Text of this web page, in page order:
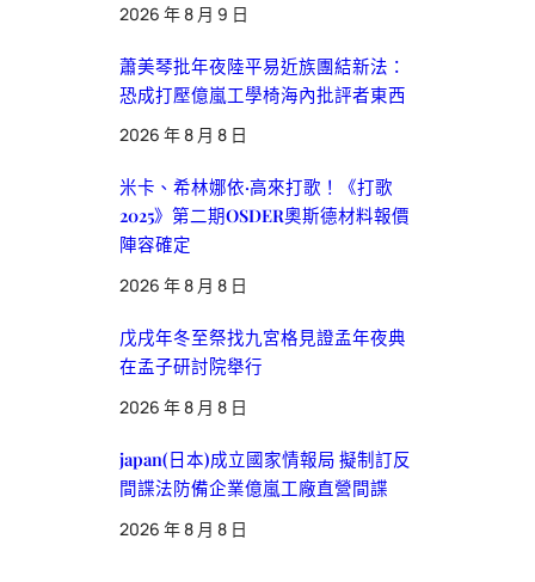
2026 年 8 月 9 日
蕭美琴批年夜陸平易近族團結新法：
恐成打壓億嵐工學椅海內批評者東西
2026 年 8 月 8 日
米卡、希林娜依·高來打歌！《打歌
2025》第二期OSDER奧斯德材料報價
陣容確定
2026 年 8 月 8 日
戊戌年冬至祭找九宮格見證孟年夜典
在孟子研討院舉行
2026 年 8 月 8 日
japan(日本)成立國家情報局 擬制訂反
間諜法防備企業億嵐工廠直營間諜
2026 年 8 月 8 日